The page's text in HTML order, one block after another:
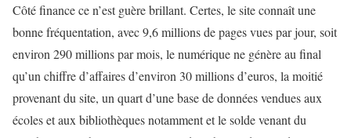
Côté finance ce n’est guère brillant. Certes, le site connaît une
bonne fréquentation, avec 9,6 millions de pages vues par jour, soit
environ 290 millions par mois, le numérique ne génère au final
qu’un chiffre d’affaires d’environ 30 millions d’euros, la moitié
provenant du site, un quart d’une base de données vendues aux
écoles et aux bibliothèques notamment et le solde venant du